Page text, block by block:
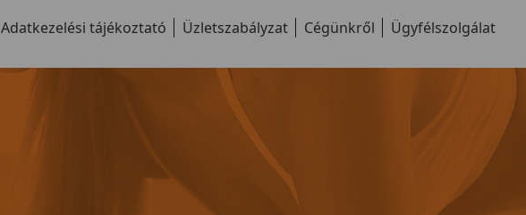
Adatkezelési tájékoztató Üzletszabályzat Cégünkről Ügyfélszolgálat